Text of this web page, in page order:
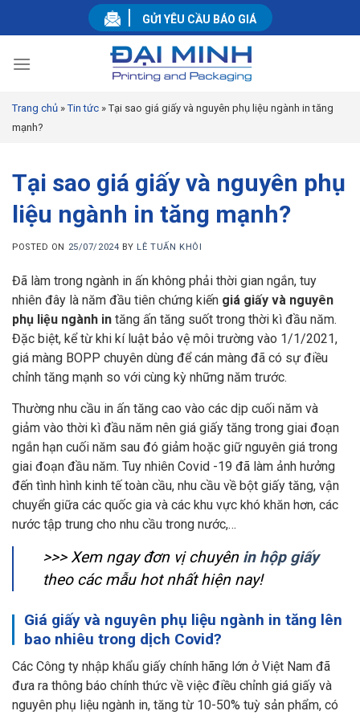
GỬI YÊU CẦU BÁO GIÁ
Trang chủ »Tin tức »Tại sao giá giấy và nguyên phụ liệu ngành in tăng
mạnh?
Tại sao giá giấy và nguyên phụ
liệu ngành in tăng mạnh?
POSTED ON 25/07/2024 BY LÊ TUẤN KHÔI
Đã làm trong ngành in ấn không phải thời gian ngắn, tuy
nhiên đây là năm đầu tiên chứng kiến giá giấy và nguyên
phụ liệu ngành in tăng ấn tăng suốt trong thời kì đầu năm.
Đặc biệt, kể từ khi kí luật bảo vệ môi trường vào 1/1/2021,
giá màng BOPP chuyên dùng để cán màng đã có sự điều
chỉnh tăng mạnh so với cùng kỳ những năm trước.
Thường nhu cầu in ấn tăng cao vào các dịp cuối năm và
giảm vào thời kì đầu năm nên giá giấy tăng trong giai đoạn
ngắn hạn cuối năm sau đó giảm hoặc giữ nguyên giá trong
giai đoạn đầu năm. Tuy nhiên Covid -19 đã làm ảnh hưởng
đến tình hình kinh tế toàn cầu, nhu cầu về bột giấy tăng, vận
chuyển giữa các quốc gia và các khu vực khó khăn hơn, các
nước tập trung cho nhu cầu trong nước,…
>>> Xem ngay đơn vị chuyên in hộp giấy
theo các mẫu hot nhất hiện nay!
Giá giấy và nguyên phụ liệu ngành in tăng lên
bao nhiêu trong dịch Covid?
Các Công ty nhập khẩu giấy chính hãng lớn ở Việt Nam đã
đưa ra thông báo chính thức về việc điều chỉnh giá giấy và
nguyên phụ liệu ngành in, tăng từ 10-50% tuỳ sản phẩm, có